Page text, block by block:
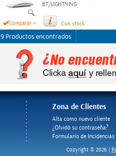
Comparar »
BT/LIGHTNING
Con stock
9 Productos encontrados
Zona de Clientes
Alta como nuevo cliente
¿Olvidó su contraseña?
Formulario de Incidencias
Copyright © 2026 |